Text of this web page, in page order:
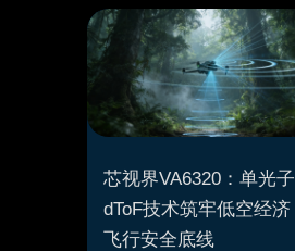
芯视界VA6320：单光子
dToF技术筑牢低空经济
飞行安全底线